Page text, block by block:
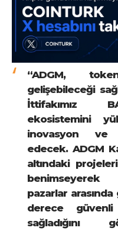
“ADGM,
gelişebileceği
İttifakımız
ekosistemini
inovasyon ve
edecek. ADGM
altındaki
benimseyerek
pazarlar
derece
sağladığını